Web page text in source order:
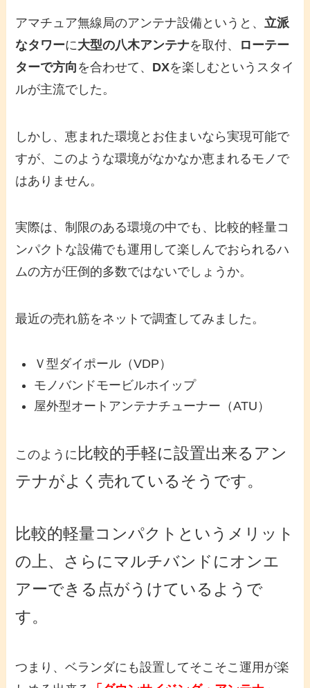
アマチュア無線局のアンテナ設備というと、 立派
なタワーに大型の八木アンテナを取付、
ローテー
ターで方向 を合わせて、 DXを楽しむというスタイ
ルが主流でした。
しかし、恵まれた環境とお住まいなら実現可能で
すが、このような環境がなかなか恵まれるモノで
はありません。
実際は、制限のある環境の中でも、比較的軽量コ
ンパクトな設備でも運用して楽しんでおられるハ
ムの方が圧倒的多数ではないでしょうか。
最近の売れ筋をネットで調査してみました。
Ｖ型ダイポール（VDP）
モノバンドモービルホイップ
屋外型オートアンテナチューナー（ATU）
このように 比較的手軽に設置出来るアン
テナがよく売れているそうです。
比較的軽量コンパクトというメリット
の上、さらにマルチバンドにオンエ
アーできる点がうけているようで
す。
つまり、ベランダにも設置してそこそこ運用が楽